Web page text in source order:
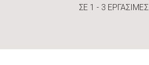
ΣΕ 1 - 3 ΕΡΓΑΣΙΜΕΣ